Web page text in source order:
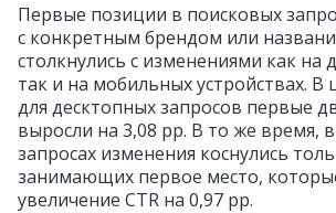
Первые позиции в поисковых
с конкретным брендом или
столкнулись с изменениями как на
так и на мобильных устройствах. В
для десктопных запросов первые
выросли на 3,08 pp. В то же время,
запросах изменения коснулись
занимающих первое место,
увеличение CTR на 0,97 pp.